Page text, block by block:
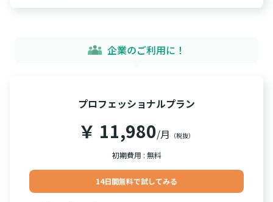
企業のご利用に！
プロフェッショナルプラン
￥ 11,980/月 （税抜）
初期費用 : 無料
14日間無料で試してみる